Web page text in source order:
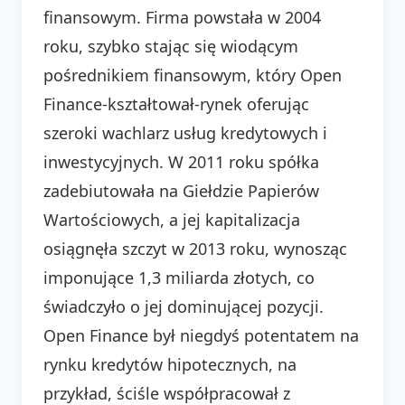
finansowym. Firma powstała w 2004
roku, szybko stając się wiodącym
pośrednikiem finansowym, który Open
Finance-kształtował-rynek oferując
szeroki wachlarz usług kredytowych i
inwestycyjnych. W 2011 roku spółka
zadebiutowała na Giełdzie Papierów
Wartościowych, a jej kapitalizacja
osiągnęła szczyt w 2013 roku, wynosząc
imponujące 1,3 miliarda złotych, co
świadczyło o jej dominującej pozycji.
Open Finance był niegdyś potentatem na
rynku kredytów hipotecznych, na
przykład, ściśle współpracował z